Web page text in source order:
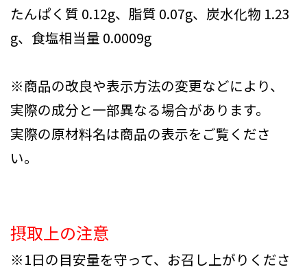
たんぱく質 0.12g、脂質 0.07g、炭水化物 1.23
g、食塩相当量 0.0009g
※商品の改良や表示方法の変更などにより、
実際の成分と一部異なる場合があります。
実際の原材料名は商品の表示をご覧くださ
い。
摂取上の注意
※1日の目安量を守って、お召し上がりくださ